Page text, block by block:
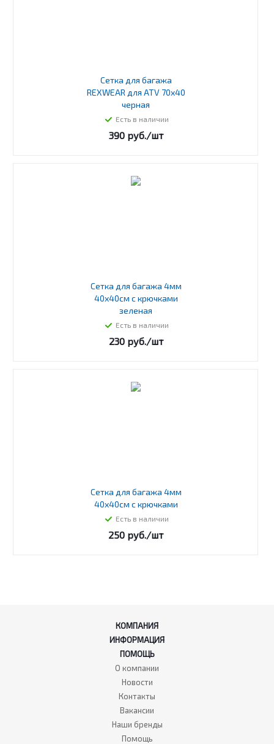
Сетка для багажа
REXWEAR для ATV 70х40
черная
Есть в наличии
390руб./шт
Сетка для багажа 4мм
40х40см с крючками
зеленая
Есть в наличии
230руб./шт
Сетка для багажа 4мм
40х40см с крючками
Есть в наличии
250 руб./шт
КОМПАНИЯ
ИНФОРМАЦИЯ
ПОМОЩЬ
О компании
Новости
Контакты
Вакансии
Наши бренды
Помощь